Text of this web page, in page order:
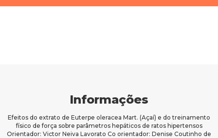
Informações
Efeitos do extrato de Euterpe oleracea Mart. (Açaí) e do treinamento
físico de força sobre parâmetros hepáticos de ratos hipertensos
Orientador: Victor Neiva Lavorato Co orientador: Denise Coutinho de